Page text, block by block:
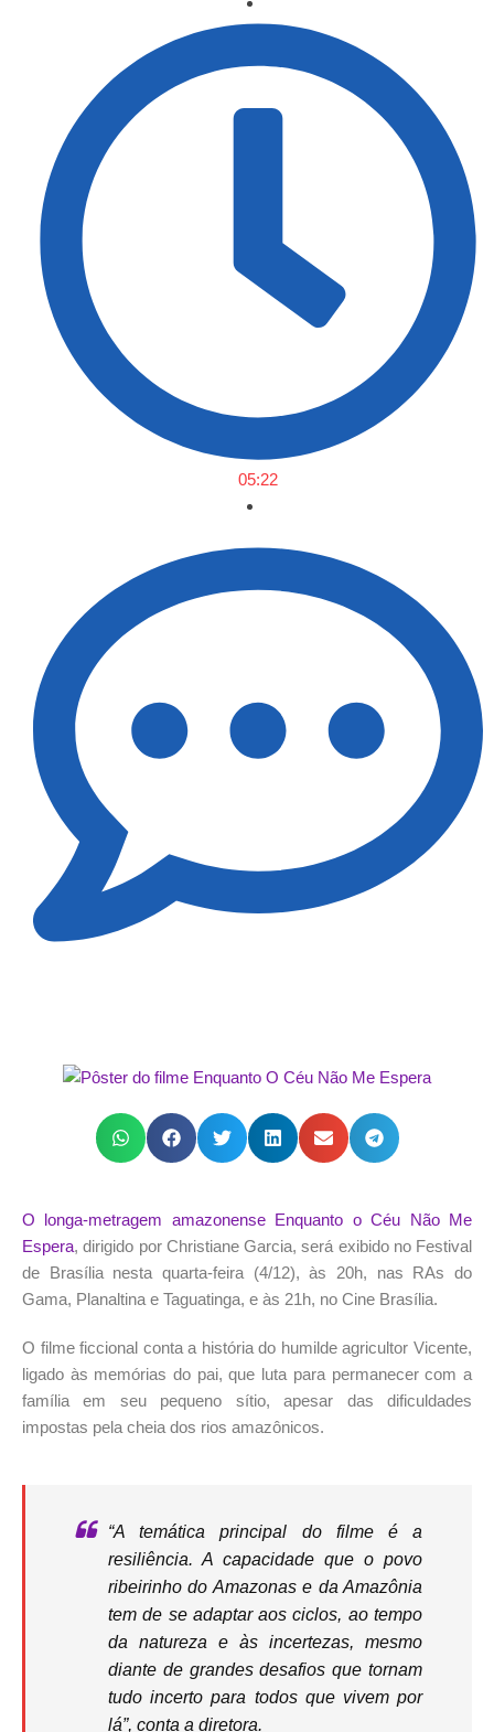
05:22
O longa-metragem amazonense Enquanto o Céu Não Me
Espera, dirigido por Christiane Garcia, será exibido no Festival
de Brasília nesta quarta-feira (4/12), às 20h, nas RAs do
Gama, Planaltina e Taguatinga, e às 21h, no Cine Brasília.
O filme ficcional conta a história do humilde agricultor Vicente,
ligado às memórias do pai, que luta para permanecer com a
família em seu pequeno sítio, apesar das dificuldades
impostas pela cheia dos rios amazônicos.
“A temática principal do filme é a
resiliência. A capacidade que o povo
ribeirinho do Amazonas e da Amazônia
tem de se adaptar aos ciclos, ao tempo
da natureza e às incertezas, mesmo
diante de grandes desafios que tornam
tudo incerto para todos que vivem por
lá”, conta a diretora.